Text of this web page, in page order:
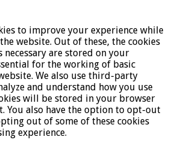
to improve your experience while
website. Out of these, the cookies
necessary are stored on your
for the working of basic
We also use third-party
and understand how you use
will be stored in your browser
You also have the option to opt-out
out of some of these cookies
experience.